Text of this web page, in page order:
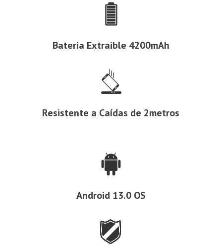
Batería Extraible 4200mAh
Resistente a Caídas de 2metros
Android 13.0 OS